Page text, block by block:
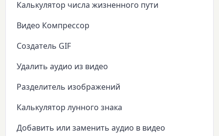
Калькулятор числа жизненного пути
Видео Компрессор
Создатель GIF
Удалить аудио из видео
Разделитель изображений
Калькулятор лунного знака
Добавить или заменить аудио в видео